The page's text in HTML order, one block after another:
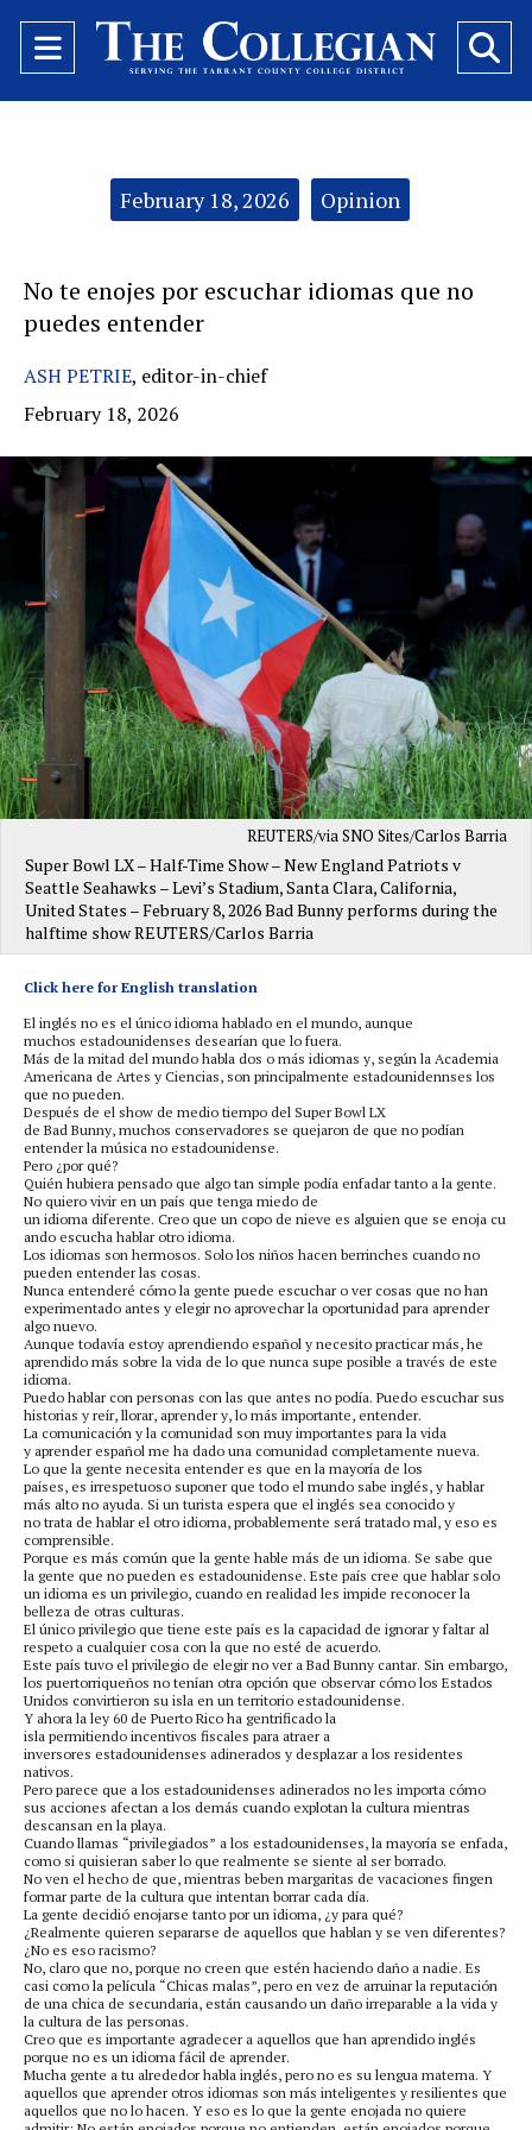
Open
Navigation
February 18, 2026 Opinion
No te enojes por escuchar idiomas que no
puedes entender
ASH PETRIE, editor-in-chief
February 18, 2026
REUTERS/via SNO Sites/Carlos Barria
Super Bowl LX – Half-Time Show – New England Patriots v
Seattle Seahawks – Levi’s Stadium, Santa Clara, California,
United States – February 8, 2026 Bad Bunny performs during the
halftime show REUTERS/Carlos Barria
Click here for English translation
El inglés no es el único idioma hablado en el mundo, aunque
muchos estadounidenses desearían que lo fuera.
Más de la mitad del mundo habla dos o más idiomas y, según la Academia
Americana de Artes y Ciencias, son principalmente estadounidennses los
que no pueden.
Después de el show de medio tiempo del Super Bowl LX
de Bad Bunny, muchos conservadores se quejaron de que no podían
entender la música no estadounidense.
Pero ¿por qué?
Quién hubiera pensado que algo tan simple podía enfadar tanto a la gente.
No quiero vivir en un país que tenga miedo de
un idioma diferente. Creo que un copo de nieve es alguien que se enoja cu
ando escucha hablar otro idioma.
Los idiomas son hermosos. Solo los niños hacen berrinches cuando no
pueden entender las cosas.
Nunca entenderé cómo la gente puede escuchar o ver cosas que no han
experimentado antes y elegir no aprovechar la oportunidad para aprender
algo nuevo.
Aunque todavía estoy aprendiendo español y necesito practicar más, he
aprendido más sobre la vida de lo que nunca supe posible a través de este
idioma.
Puedo hablar con personas con las que antes no podía. Puedo escuchar sus
historias y reír, llorar, aprender y, lo más importante, entender.
La comunicación y la comunidad son muy importantes para la vida
y aprender español me ha dado una comunidad completamente nueva.
Lo que la gente necesita entender es que en la mayoría de los
países, es irrespetuoso suponer que todo el mundo sabe inglés, y hablar
más alto no ayuda. Si un turista espera que el inglés sea conocido y
no trata de hablar el otro idioma, probablemente será tratado mal, y eso es
comprensible.
Porque es más común que la gente hable más de un idioma. Se sabe que
la gente que no pueden es estadounidense. Este país cree que hablar solo
un idioma es un privilegio, cuando en realidad les impide reconocer la
belleza de otras culturas.
El único privilegio que tiene este país es la capacidad de ignorar y faltar al
respeto a cualquier cosa con la que no esté de acuerdo.
Este país tuvo el privilegio de elegir no ver a Bad Bunny cantar. Sin embargo,
los puertorriqueños no tenían otra opción que observar cómo los Estados
Unidos convirtieron su isla en un territorio estadounidense.
Y ahora la ley 60 de Puerto Rico ha gentrificado la
isla permitiendo incentivos fiscales para atraer a
inversores estadounidenses adinerados y desplazar a los residentes
nativos.
Pero parece que a los estadounidenses adinerados no les importa cómo
sus acciones afectan a los demás cuando explotan la cultura mientras
descansan en la playa.
Cuando llamas “privilegiados” a los estadounidenses, la mayoría se enfada,
como si quisieran saber lo que realmente se siente al ser borrado.
No ven el hecho de que, mientras beben margaritas de vacaciones fingen
formar parte de la cultura que intentan borrar cada día.
La gente decidió enojarse tanto por un idioma, ¿y para qué?
¿Realmente quieren separarse de aquellos que hablan y se ven diferentes?
¿No es eso racismo?
No, claro que no, porque no creen que estén haciendo daño a nadie. Es
casi como la película “Chicas malas”, pero en vez de arruinar la reputación
de una chica de secundaria, están causando un daño irreparable a la vida y
la cultura de las personas.
Creo que es importante agradecer a aquellos que han aprendido inglés
porque no es un idioma fácil de aprender.
Mucha gente a tu alrededor habla inglés, pero no es su lengua materna. Y
aquellos que aprender otros idiomas son más inteligentes y resilientes que
aquellos que no lo hacen. Y eso es lo que la gente enojada no quiere